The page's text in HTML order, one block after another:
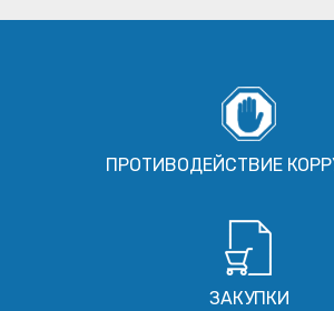
ПРОТИВОДЕЙСТВИЕ
ЗАКУПКИ